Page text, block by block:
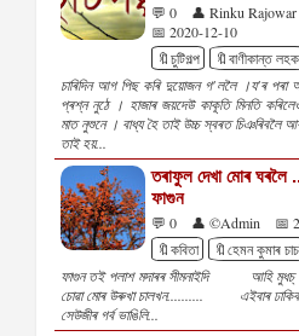
💬 0
👤 Rinku Rajowar
📅 2020-12-10
🔖চুটিগল্প
🔖বাণীকান্ত
চাৰিদিন আগ পিছ কৰি দুয়োজন গ'ললৈ ।য'ৰ
প্ৰশ্ন নুঠে । হাজাৰ জয়দেউ কাকূতি মিনতি
মাত নুশুনে । বাধ্য হৈ তাই উচ্চ স্বৰত চিঞৰিবলৈ
তাই হয়...
তৰাফুল দেখা মোৰ ঘৰলৈ
ফাগুন
💬 0 👤 ©Admin
📅
🔖কবিতা
🔖হেমন কুমাৰ
ফাগুন তই পলাশ মদাৰৰ সীমনাইদি আহি মুধচ্
চোৱা মোৰ উৰুখা চালখন.......... এইবাৰ ঢাকিব
সেউজীৰ গৰ্ব ভাঙিলি...